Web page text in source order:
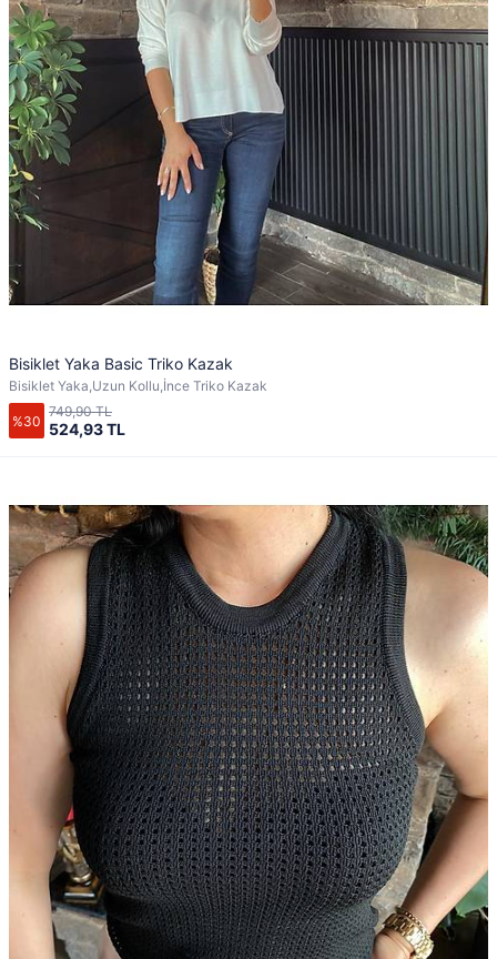
Bisiklet Yaka Basic Triko Kazak
Bisiklet Yaka,Uzun Kollu,İnce Triko Kazak
%30 524,93 TL
749,90 TL